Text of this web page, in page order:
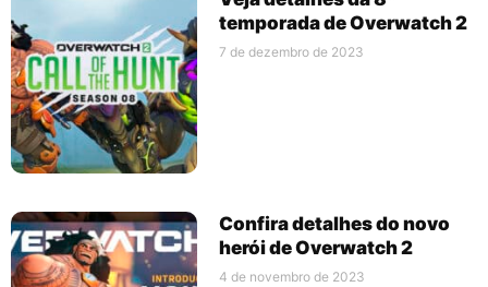
temporada de Overwatch 2
7 de dezembro de 2023
Confira detalhes do novo
herói de Overwatch 2
4 de novembro de 2023